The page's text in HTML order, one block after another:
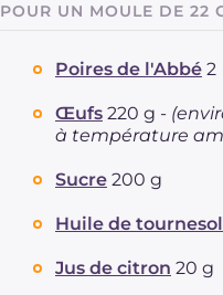
POUR UN MOULE DE 22
Poires de l'Abbé 2
Œufs 220 g -
à température
Sucre 200 g
Huile de tournesol
Jus de citron 20 g